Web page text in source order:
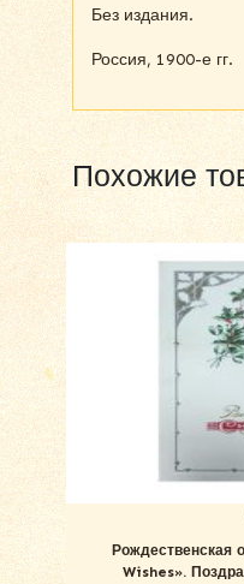
Без издания.
Россия, 1900-е гг.
Похожие
Рождественская
Wishes».